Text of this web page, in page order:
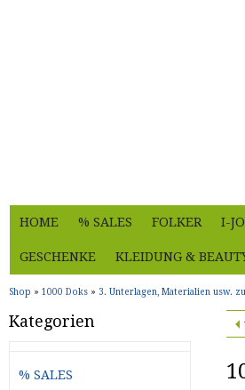
HOME % SALES FOLKER I-
GESCHENKE KLEIDUNG &
Shop » 1000 Doks » 3. Unterlagen, Materialien usw.
Kategorien
% SALES